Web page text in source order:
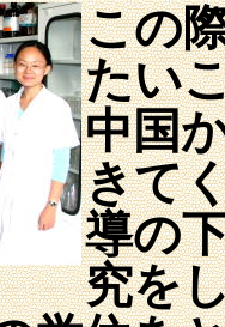
この
たい
中国
きて
導の
究を